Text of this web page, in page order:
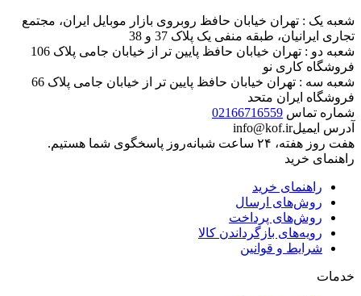
شعبه یک : تهران خیابان حافظ روبروی بازار موبایل ایران، مجتمع
تجاری ایرانیان، طبقه منفی یک پلاک 37 و 38
شعبه دو : تهران خیابان حافظ پایین تر از خیابان جامی پلاک 106
فروشگاه کاری نو
شعبه سه : تهران خیابان حافظ پایین تر از خیابان جامی پلاک 66
فروشگاه ایران متحد
شماره تماس 02166716559
آدرس ایمیلinfo@kof.ir
هفت روز هفته، ۲۴ ساعت شبانه‌روز پاسخگوی شما هستیم.
راهنمای خرید
راهنمای خرید
روش‌های ارسال
روش‌های پرداخت
رویه‌های بازگرداندن کالا
شرایط و قوانین
خدمات